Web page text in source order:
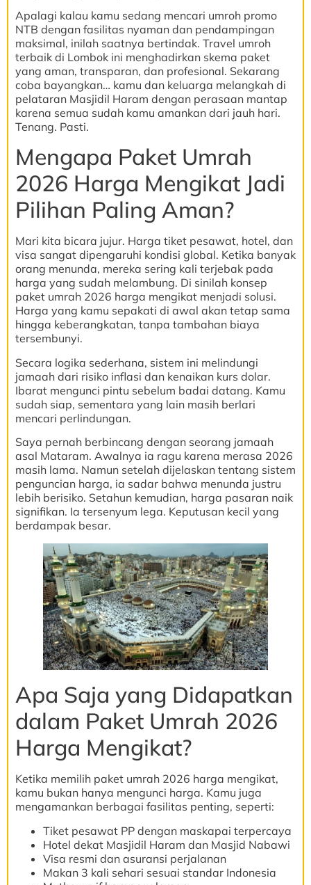
Apalagi kalau kamu sedang mencari umroh promo
NTB dengan fasilitas nyaman dan pendampingan
maksimal, inilah saatnya bertindak. Travel umroh
terbaik di Lombok ini menghadirkan skema paket
yang aman, transparan, dan profesional. Sekarang
coba bayangkan… kamu dan keluarga melangkah di
pelataran Masjidil Haram dengan perasaan mantap
karena semua sudah kamu amankan dari jauh hari.
Tenang. Pasti.
Mengapa Paket Umrah
2026 Harga Mengikat Jadi
Pilihan Paling Aman?
Mari kita bicara jujur. Harga tiket pesawat, hotel, dan
visa sangat dipengaruhi kondisi global. Ketika banyak
orang menunda, mereka sering kali terjebak pada
harga yang sudah melambung. Di sinilah konsep
paket umrah 2026 harga mengikat menjadi solusi.
Harga yang kamu sepakati di awal akan tetap sama
hingga keberangkatan, tanpa tambahan biaya
tersembunyi.
Secara logika sederhana, sistem ini melindungi
jamaah dari risiko inflasi dan kenaikan kurs dolar.
Ibarat mengunci pintu sebelum badai datang. Kamu
sudah siap, sementara yang lain masih berlari
mencari perlindungan.
Saya pernah berbincang dengan seorang jamaah
asal Mataram. Awalnya ia ragu karena merasa 2026
masih lama. Namun setelah dijelaskan tentang sistem
penguncian harga, ia sadar bahwa menunda justru
lebih berisiko. Setahun kemudian, harga pasaran naik
signifikan. Ia tersenyum lega. Keputusan kecil yang
berdampak besar.
Apa Saja yang Didapatkan
dalam Paket Umrah 2026
Harga Mengikat?
Ketika memilih paket umrah 2026 harga mengikat,
kamu bukan hanya mengunci harga. Kamu juga
mengamankan berbagai fasilitas penting, seperti:
Tiket pesawat PP dengan maskapai terpercaya
Hotel dekat Masjidil Haram dan Masjid Nabawi
Visa resmi dan asuransi perjalanan
Makan 3 kali sehari sesuai standar Indonesia